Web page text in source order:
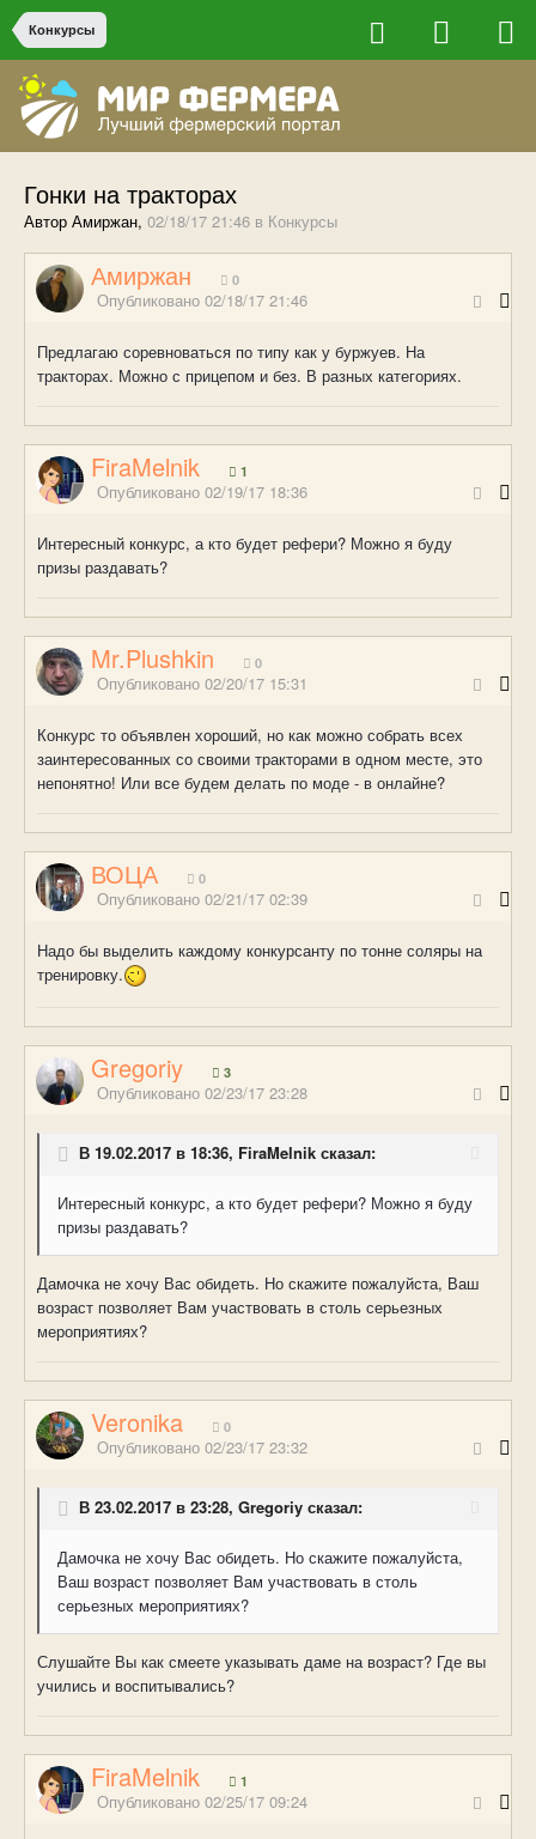
Конкурсы
Гонки на тракторах
Автор Амиржан, 02/18/17 21:46 в Конкурсы
Амиржан 0
Опубликовано 02/18/17 21:46
Предлагаю соревноваться по типу как у буржуев. На
тракторах. Можно с прицепом и без. В разных категориях.
FiraMelnik 1
Опубликовано 02/19/17 18:36
Интересный конкурс, а кто будет рефери? Можно я буду
призы раздавать?
Mr.Plushkin 0
Опубликовано 02/20/17 15:31
Конкурс то объявлен хороший, но как можно собрать всех
заинтересованных со своими тракторами в одном месте, это
непонятно! Или все будем делать по моде - в онлайне?
ВОЦА 0
Опубликовано 02/21/17 02:39
Надо бы выделить каждому конкурсанту по тонне соляры на
тренировку.
Gregoriy 3
Опубликовано 02/23/17 23:28
В 19.02.2017 в 18:36, FiraMelnik сказал:
Интересный конкурс, а кто будет рефери? Можно я буду
призы раздавать?
Дамочка не хочу Вас обидеть. Но скажите пожалуйста, Ваш
возраст позволяет Вам участвовать в столь серьезных
мероприятиях?
Veronika 0
Опубликовано 02/23/17 23:32
В 23.02.2017 в 23:28, Gregoriy сказал:
Дамочка не хочу Вас обидеть. Но скажите пожалуйста,
Ваш возраст позволяет Вам участвовать в столь
серьезных мероприятиях?
Слушайте Вы как смеете указывать даме на возраст? Где вы
учились и воспитывались?
FiraMelnik 1
Опубликовано 02/25/17 09:24